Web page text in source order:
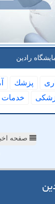
رادین
پزشك
خدمات
صفحه